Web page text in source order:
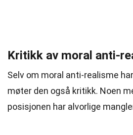
Kritikk av moral anti-
Selv om moral anti-realisme
møter den også kritikk. Noen
posisjonen har alvorlige